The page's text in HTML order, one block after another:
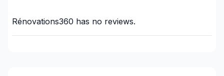
plumbing)
Rental property Renovation
Rénovations360 has no reviews.